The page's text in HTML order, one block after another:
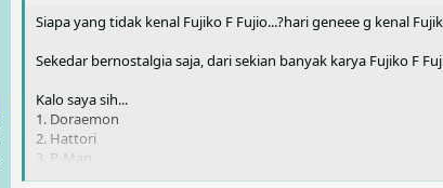
nSiapa yang tidak kenal Fujiko F Fujio...?hari geneee g kenal
Sekedar bernostalgia saja, dari sekian banyak karya Fujiko F
Kalo saya sih...
1. Doraemon
2. Hattori
3. P-Man
4. Yoichi Pro Golfer